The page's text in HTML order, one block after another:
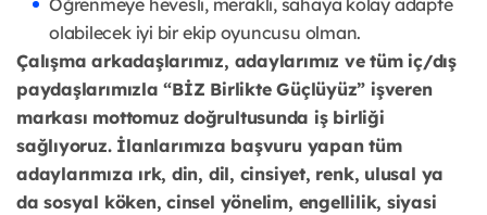
Öğrenmeye hevesli, meraklı, sahaya kolay adapte
olabilecek iyi bir ekip oyuncusu olman.
Çalışma arkadaşlarımız, adaylarımız ve tüm iç/dış
paydaşlarımızla “BİZ Birlikte Güçlüyüz” işveren
markası mottomuz doğrultusunda iş birliği
sağlıyoruz. İlanlarımıza başvuru yapan tüm
adaylarımıza ırk, din, dil, cinsiyet, renk, ulusal ya
da sosyal köken, cinsel yönelim, engellilik, siyasi